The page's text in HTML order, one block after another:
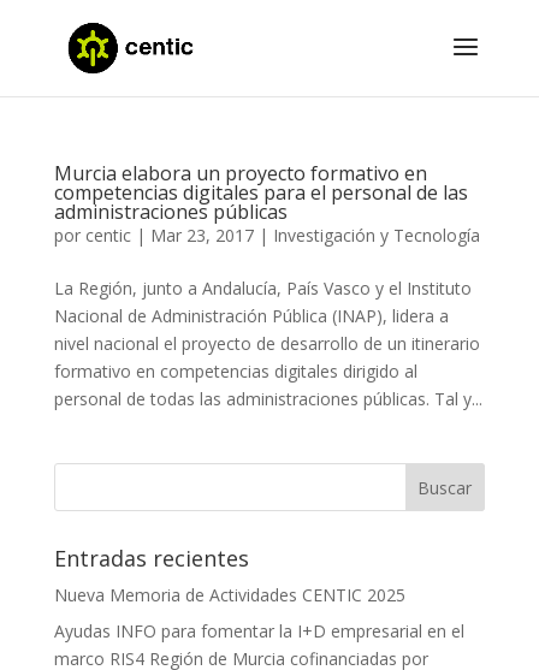
Murcia elabora un proyecto formativo en
competencias digitales para el personal de las
administraciones públicas
por centic| Mar 23, 2017| Investigación y Tecnología
La Región, junto a Andalucía, País Vasco y el Instituto
Nacional de Administración Pública (INAP), lidera a
nivel nacional el proyecto de desarrollo de un itinerario
formativo en competencias digitales dirigido al
personal de todas las administraciones públicas. Tal y...
Entradas recientes
Nueva Memoria de Actividades CENTIC 2025
Ayudas INFO para fomentar la I+D empresarial en el
marco RIS4 Región de Murcia cofinanciadas por